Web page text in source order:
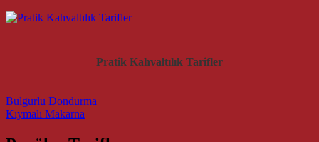
Pratik Kahvaltılık Tarifler
Post navigation
Bulgurlu Dondurma
Kıymalı Makarna